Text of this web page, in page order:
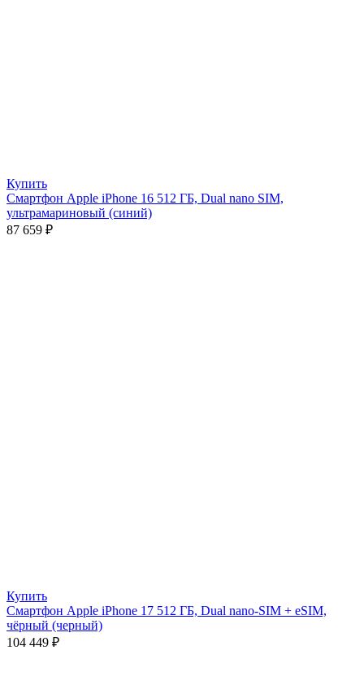
Купить
Смартфон Apple iPhone 16 512 ГБ, Dual nano SIM,
ультрамариновый (синий)
87 659 ₽
Купить
Смартфон Apple iPhone 17 512 ГБ, Dual nano-SIM + eSIM,
чёрный (черный)
104 449 ₽